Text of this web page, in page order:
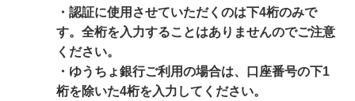
・認証に使用させていただくのは下4桁のみで
す。全桁を入力することはありませんのでご注意
ください。
・ゆうちょ銀行ご利用の場合は、口座番号の下1
桁を除いた4桁を入力してください。